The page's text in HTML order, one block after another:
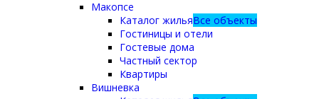
Макопсе
Каталог жильяВсе объекты
Гостиницы и отели
Гостевые дома
Частный сектор
Квартиры
Вишневка